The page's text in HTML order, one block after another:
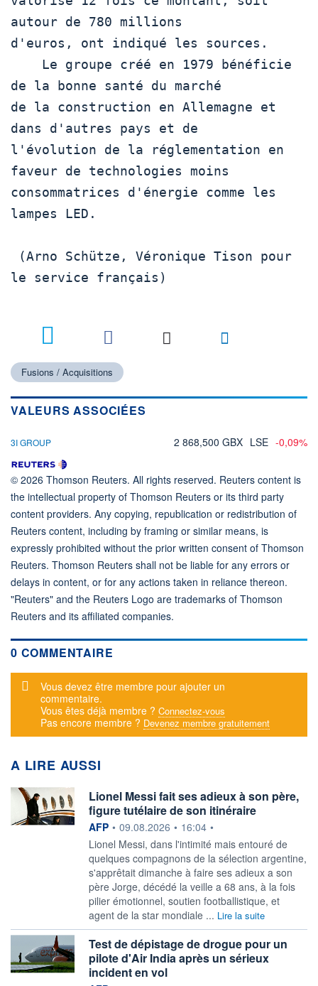
autour de 780 millions
d'euros, ont indiqué les sources.
de la bonne santé du marché
de la construction en Allemagne et
dans d'autres pays et de
l'évolution de la réglementation en
faveur de technologies moins
consommatrices d'énergie comme les
lampes LED.
le service français)
Fusions / Acquisitions
VALEURS ASSOCIÉES
3I GROUP 2 868,500 GBX LSE -0,09%
© 2026 Thomson Reuters. All rights reserved. Reuters content is
the intellectual property of Thomson Reuters or its third party
content providers. Any copying, republication or redistribution of
Reuters content, including by framing or similar means, is
expressly prohibited without the prior written consent of Thomson
Reuters. Thomson Reuters shall not be liable for any errors or
delays in content, or for any actions taken in reliance thereon.
"Reuters" and the Reuters Logo are trademarks of Thomson
Reuters and its affiliated companies.
0 COMMENTAIRE
Message d'alerte
Vous devez être membre pour ajouter un
commentaire.
Vous êtes déjà membre ? Connectez-vous
Pas encore membre ? Devenez membre gratuitement
A LIRE AUSSI
Lionel Messi fait ses adieux à son père,
figure tutélaire de son itinéraire
information fournie par
AFP • 09.08.2026 • 16:04 •
Lionel Messi, dans l'intimité mais entouré de
quelques compagnons de la sélection argentine,
s'apprêtait dimanche à faire ses adieux a son
père Jorge, décédé la veille a 68 ans, à la fois
pilier émotionnel, soutien footballistique, et
agent de la star mondiale ... Lire la suite
Test de dépistage de drogue pour un
pilote d'Air India après un sérieux
incident en vol